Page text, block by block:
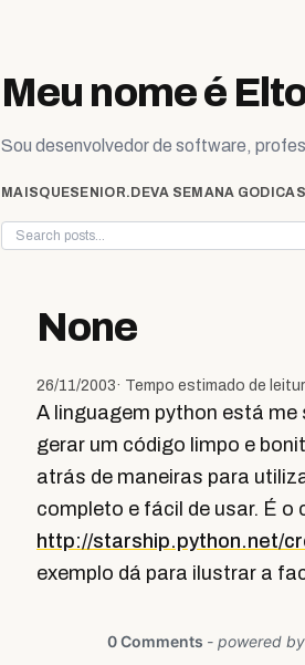
Meu nome é
Sou desenvolvedor de software,
MAISQUESENIOR.DEVA SEMANA GO
None
26/11/2003· Tempo estimado de
A linguagem python está me
gerar um código limpo e
atrás de maneiras para
completo e fácil de usar. É o
http://starship.python.net/
exemplo dá para ilustrar a